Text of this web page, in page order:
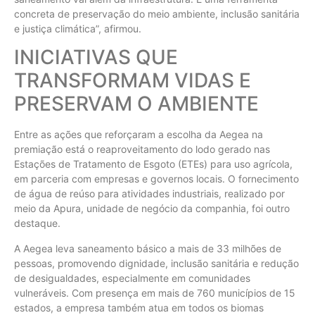
concreta de preservação do meio ambiente, inclusão sanitária
e justiça climática”, afirmou.
INICIATIVAS QUE
TRANSFORMAM VIDAS E
PRESERVAM O AMBIENTE
Entre as ações que reforçaram a escolha da Aegea na
premiação está o reaproveitamento do lodo gerado nas
Estações de Tratamento de Esgoto (ETEs) para uso agrícola,
em parceria com empresas e governos locais. O fornecimento
de água de reúso para atividades industriais, realizado por
meio da Apura, unidade de negócio da companhia, foi outro
destaque.
A Aegea leva saneamento básico a mais de 33 milhões de
pessoas, promovendo dignidade, inclusão sanitária e redução
de desigualdades, especialmente em comunidades
vulneráveis. Com presença em mais de 760 municípios de 15
estados, a empresa também atua em todos os biomas